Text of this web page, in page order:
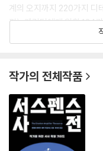
계의 오지까지 220가지 디
편), 캐릭터에게 입힐 124
인물에게 고통을 가하는
작가의 전체작품